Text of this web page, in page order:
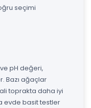
seçimi
ve pH değeri,
Bazı ağaçlar
toprakta daha iyi
evde basit testler